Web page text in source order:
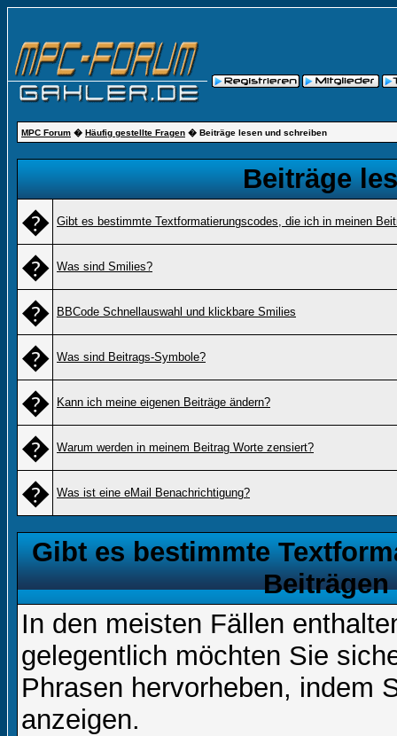
MPC Forum � Häufig gestellte Fragen � Beiträge lesen und schreiben
Beiträge
� Gibt es bestimmte Textformatierungscodes, die ich in meinen
� Was sind Smilies?
� BBCode Schnellauswahl und klickbare Smilies
� Was sind Beitrags-Symbole?
� Kann ich meine eigenen Beiträge ändern?
� Warum werden in meinem Beitrag Worte zensiert?
� Was ist eine eMail Benachrichtigung?
Gibt es bestimmte
Beiträgen
In den meisten Fällen
gelegentlich möchten Sie
Phrasen hervorheben, indem
anzeigen.